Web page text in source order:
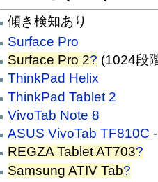
傾き検知あり
Surface Pro
Surface Pro 2? (1024段
ThinkPad Helix
ThinkPad Tablet 2
VivoTab Note 8
ASUS VivoTab TF810C
REGZA Tablet AT703?
Samsung ATIV Tab?